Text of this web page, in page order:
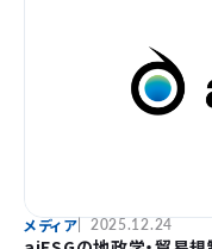
メディア 2025.12.24